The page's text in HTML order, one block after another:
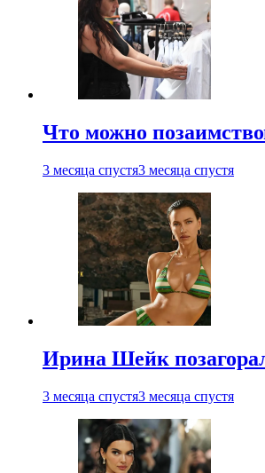
Что можно
3 месяца спустя3 месяца спустя
Ирина Шейк
3 месяца спустя3 месяца спустя